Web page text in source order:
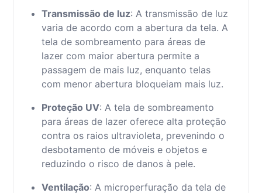
Transmissão de luz: A transmissão de luz
varia de acordo com a abertura da tela. A
tela de sombreamento para áreas de
lazer com maior abertura permite a
passagem de mais luz, enquanto telas
com menor abertura bloqueiam mais luz.
Proteção UV: A tela de sombreamento
para áreas de lazer oferece alta proteção
contra os raios ultravioleta, prevenindo o
desbotamento de móveis e objetos e
reduzindo o risco de danos à pele.
Ventilação: A microperfuração da tela de